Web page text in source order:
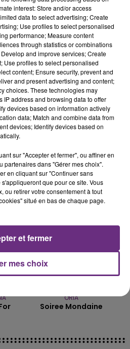
est contraint de
19h36
19h36
JENNIFER LOPEZ & DAVID GUETTA
Save Me Tonight
19h25
19h25
ORIA
Soiree Mondaine
interest: Store and/or access
data to select advertising; Create
Use profiles to select personalised
performance; Measure content
through statistics or combinations
and improve services; Create
Use profiles to select personalised
content; Ensure security, prevent and
and present advertising and content;
choices. These technologies may
IP address and browsing data to offer
devices based on information actively
data; Match and combine data from
devices; Identify devices based on
sur "Accepter et fermer", ou affiner en
partenaires dans "Gérer mes choix".
en cliquant sur "Continuer sans
que pour ce site. Vous
ou retirer votre consentement à tout
situé en bas de chaque page.
mes choix
et fermer